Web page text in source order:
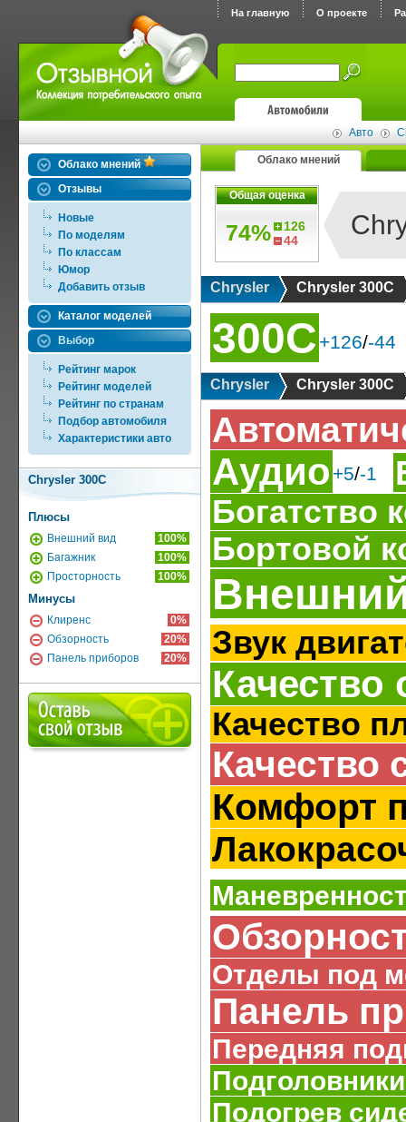
На главную О проекте
Авто
Облако мнений
Отзывы
Новые
По моделям
По классам
Юмор
Добавить отзыв
Каталог моделей
Выбор
Рейтинг марок
Рейтинг моделей
Рейтинг по странам
Подбор автомобиля
Характеристики авто
Chrysler 300C
Плюсы
Внешний вид
100%
Багажник
100%
Просторность
100%
Минусы
Клиренс
0%
Обзорность
20%
Панель приборов
20%
Облако мнений
Общая оценка
74%
126
44
Chrysler Chrysler 300C
300C+126/-44
Chrysler Chrysler 300C
Аудио +5/-1
Богатство
Бортовой
Звук
Качество
Качество
Качество
Комфорт
Отделы под
Панель
Передняя
Подогрев